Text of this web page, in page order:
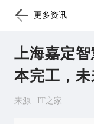
更多资讯
上海嘉定
本完工，
来源 | IT之家